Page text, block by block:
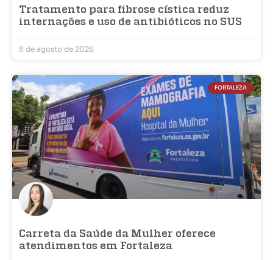
Tratamento para fibrose cística reduz
internações e uso de antibióticos no SUS
8 de agosto de 2026
FORTALEZA
Carreta da Saúde da Mulher oferece
atendimentos em Fortaleza